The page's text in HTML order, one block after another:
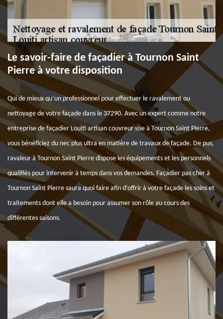
Le savoir-faire de façadier à Tournon Saint
Pierre à votre disposition
Qui de mieux qu’un professionnel pour effectuer le ravalement ou
nettoyage de votre façade dans le 37290. Avec un expert comme notre
entreprise de façadier Louiti artisan couvreur sise à Tournon Saint Pierre,
vous bénéficiez du nec plus ultra en matière de travaux de façade. De pus,
ravaleur à Tournon Saint Pierre dispose les équipements et les personnels
qualifiés pour intervenir à temps dans vos demandes. Façadier pas cher à
Tournon Saint Pierre saura quoi faire afin d’offrir à votre façade les soins et
traitements dont elle a besoin pour assumer son rôle au cours des
différentes saisons.